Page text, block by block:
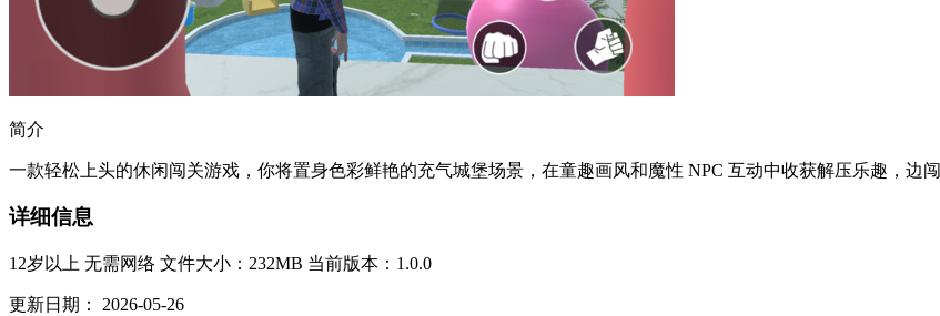
简介
一款轻松上头的休闲闯关游戏，你将置身色彩鲜艳的充气城堡场景，在童趣画风和魔性 NPC 互动中收获解压乐趣，边
详细信息
12岁以上 无需网络 文件大小：232MB 当前版本：1.0.0
更新日期： 2026-05-26